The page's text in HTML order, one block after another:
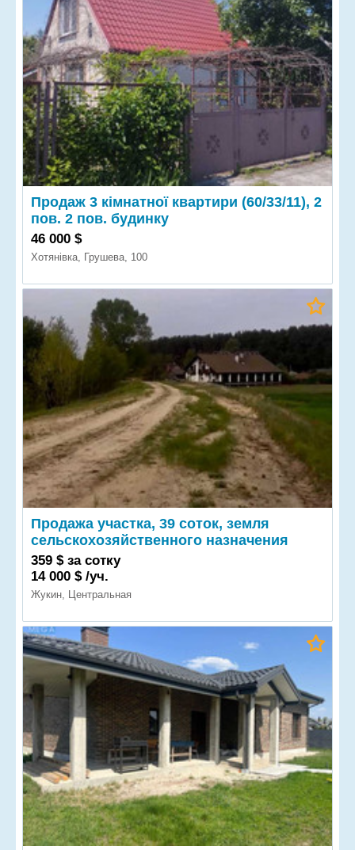
Продаж 3 кімнатної квартири (60/33/11), 2
пов. 2 пов. будинку
46 000 $
Хотянівка, Грушева, 100
Продажа участка, 39 соток, земля
сельскохозяйственного назначения
359 $ за сотку
14 000 $ /уч.
Жукин, Центральная